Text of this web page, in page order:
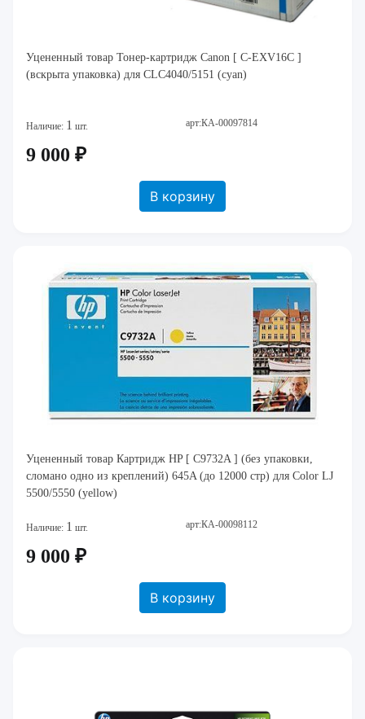
Уцененный товар Тонер-картридж Canon [ C-EXV16C ]
(вскрыта упаковка) для CLC4040/5151 (cyan)
Наличие: 1 шт. арт:КА-00097814
9 000 ₽
В корзину
Уцененный товар Картридж HP [ C9732A ] (без упаковки,
сломано одно из креплений) 645A (до 12000 стр) для Color LJ
5500/5550 (yellow)
Наличие: 1 шт. арт:КА-00098112
9 000 ₽
В корзину